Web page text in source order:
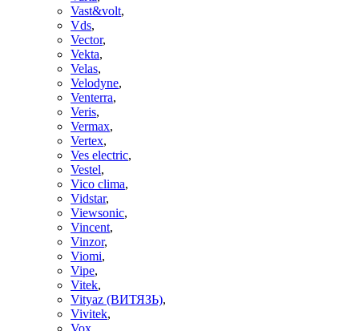
Vast&volt,
Vds,
Vector,
Vekta,
Velas,
Velodyne,
Venterra,
Veris,
Vermax,
Vertex,
Ves electric,
Vestel,
Vico clima,
Vidstar,
Viewsonic,
Vincent,
Vinzor,
Viomi,
Vipe,
Vitek,
Vityaz (ВИТЯЗЬ),
Vivitek,
Vox,